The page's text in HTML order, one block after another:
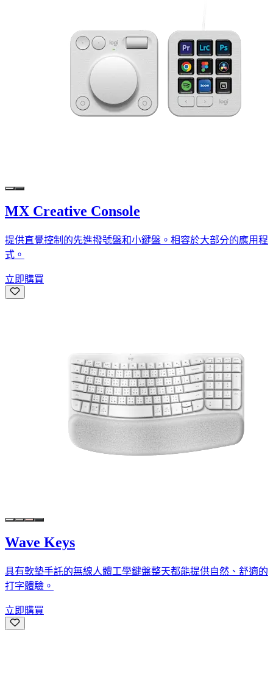
MX Creative Console
提供直覺控制的先進撥號盤和小鍵盤。相容於大部分的應用程
式。
立即購買
Wave Keys
具有軟墊手託的無線人體工學鍵盤整天都能提供自然、舒適的
打字體驗。
立即購買